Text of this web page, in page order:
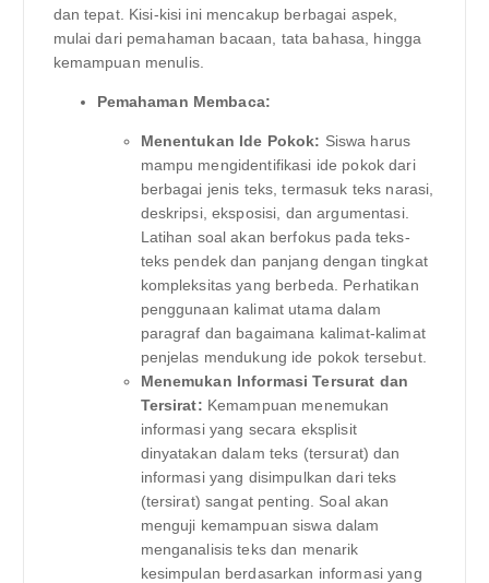
dan tepat. Kisi-kisi ini mencakup berbagai aspek,
mulai dari pemahaman bacaan, tata bahasa, hingga
kemampuan menulis.
Pemahaman Membaca:
Menentukan Ide Pokok: Siswa harus
mampu mengidentifikasi ide pokok dari
berbagai jenis teks, termasuk teks narasi,
deskripsi, eksposisi, dan argumentasi.
Latihan soal akan berfokus pada teks-
teks pendek dan panjang dengan tingkat
kompleksitas yang berbeda. Perhatikan
penggunaan kalimat utama dalam
paragraf dan bagaimana kalimat-kalimat
penjelas mendukung ide pokok tersebut.
Menemukan Informasi Tersurat dan
Tersirat: Kemampuan menemukan
informasi yang secara eksplisit
dinyatakan dalam teks (tersurat) dan
informasi yang disimpulkan dari teks
(tersirat) sangat penting. Soal akan
menguji kemampuan siswa dalam
menganalisis teks dan menarik
kesimpulan berdasarkan informasi yang